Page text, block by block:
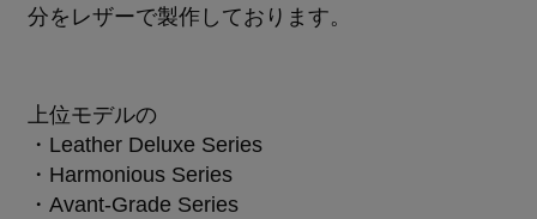
分をレザーで製作しております。
上位モデルの
・Leather Deluxe Series
・Harmonious Series
・Avant-Grade Series